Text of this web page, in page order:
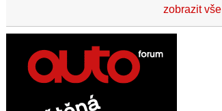
zobrazit vše